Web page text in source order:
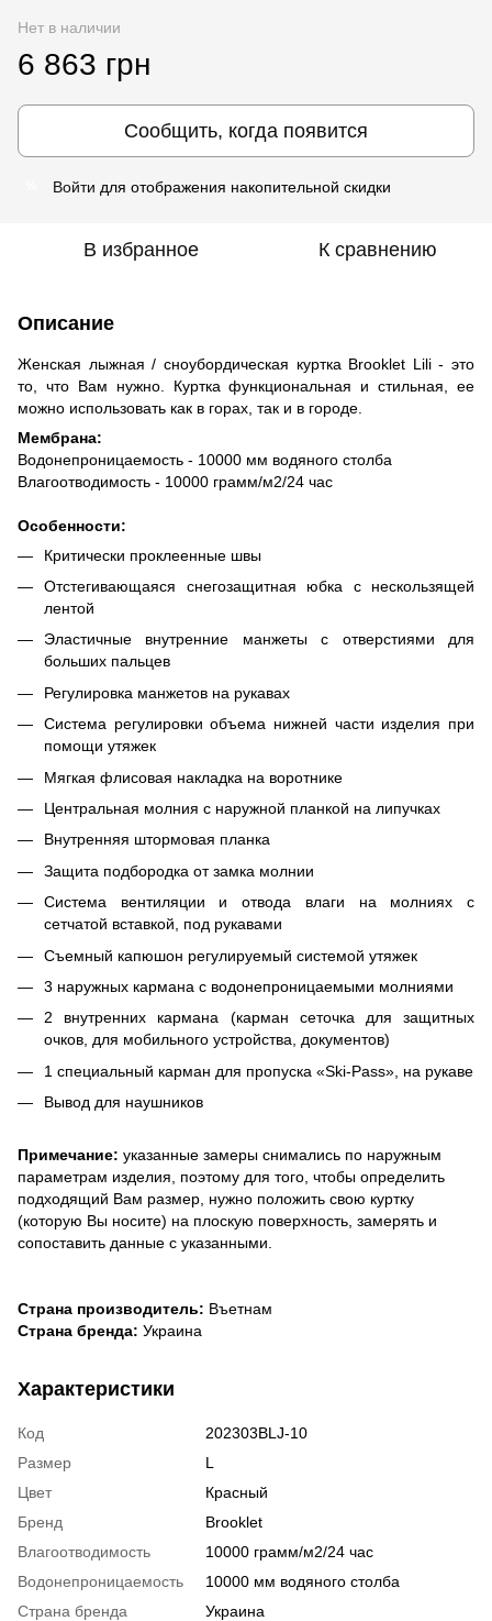
Нет в наличии
6 863 грн
Сообщить, когда появится
Войти для отображения накопительной скидки
В избранное К сравнению
Описание
Женская лыжная / сноубордическая куртка Brooklet Lili - это
то, что Вам нужно. Куртка функциональная и стильная, ее
можно использовать как в горах, так и в городе.
Мембрана:
Водонепроницаемость - 10000 мм водяного столба
Влагоотводимость - 10000 грамм/м2/24 час
Особенности:
Критически проклеенные швы
Отстегивающаяся снегозащитная юбка с нескользящей
лентой
Эластичные внутренние манжеты с отверстиями для
больших пальцев
Регулировка манжетов на рукавах
Система регулировки объема нижней части изделия при
помощи утяжек
Мягкая флисовая накладка на воротнике
Центральная молния с наружной планкой на липучках
Внутренняя штормовая планка
Защита подбородка от замка молнии
Система вентиляции и отвода влаги на молниях с
сетчатой вставкой, под рукавами
Съемный капюшон регулируемый системой утяжек
3 наружных кармана с водонепроницаемыми молниями
2 внутренних кармана (карман сеточка для защитных
очков, для мобильного устройства, документов)
1 специальный карман для пропуска «Ski-Pass», на рукаве
Вывод для наушников
Примечание: указанные замеры снимались по наружным
параметрам изделия, поэтому для того, чтобы определить
подходящий Вам размер, нужно положить свою куртку
(которую Вы носите) на плоскую поверхность, замерять и
сопоставить данные с указанными.
Страна производитель: Въетнам
Страна бренда: Украина
Характеристики
Код
202303BLJ-10
Размер
L
Цвет
Красный
Бренд
Brooklet
Влагоотводимость
10000 грамм/м2/24 час
Водонепроницаемость
10000 мм водяного столба
Страна бренда
Украина